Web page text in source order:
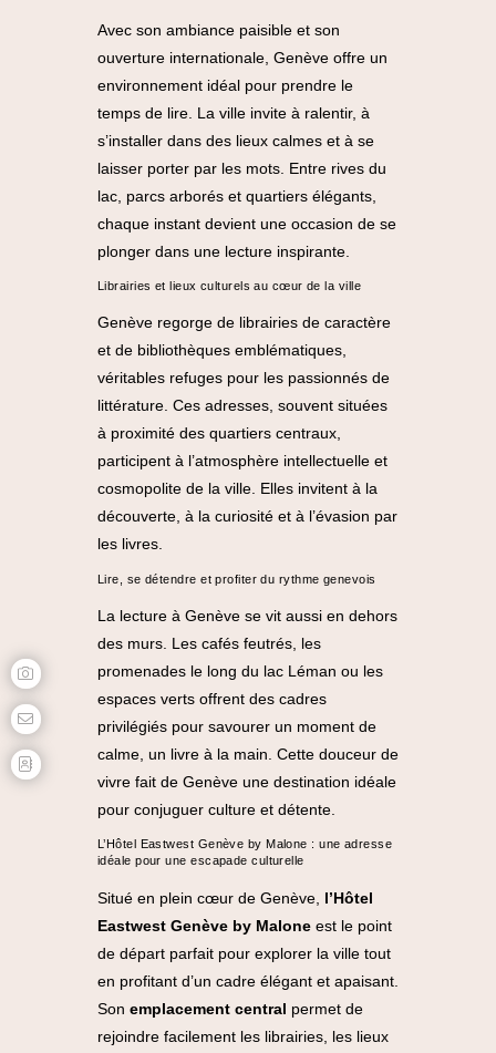
Avec son ambiance paisible et son
ouverture internationale, Genève offre un
environnement idéal pour prendre le
temps de lire. La ville invite à ralentir, à
s’installer dans des lieux calmes et à se
laisser porter par les mots. Entre rives du
lac, parcs arborés et quartiers élégants,
chaque instant devient une occasion de se
plonger dans une lecture inspirante.
Librairies et lieux culturels au cœur de la ville
Genève regorge de librairies de caractère
et de bibliothèques emblématiques,
véritables refuges pour les passionnés de
littérature. Ces adresses, souvent situées
à proximité des quartiers centraux,
participent à l’atmosphère intellectuelle et
cosmopolite de la ville. Elles invitent à la
découverte, à la curiosité et à l’évasion par
les livres.
Lire, se détendre et profiter du rythme genevois
La lecture à Genève se vit aussi en dehors
des murs. Les cafés feutrés, les
promenades le long du lac Léman ou les
espaces verts offrent des cadres
privilégiés pour savourer un moment de
calme, un livre à la main. Cette douceur de
vivre fait de Genève une destination idéale
pour conjuguer culture et détente.
L’Hôtel Eastwest Genève by Malone : une adresse
idéale pour une escapade culturelle
Situé en plein cœur de Genève,
l’Hôtel
Eastwest Genève by Malone est le point
de départ parfait pour explorer la ville tout
en profitant d’un cadre élégant et apaisant.
Son emplacement central permet de
rejoindre facilement les librairies, les lieux